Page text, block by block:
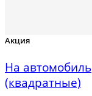
Акция
На автомобиль
(квадратные)